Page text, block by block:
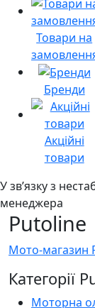
Товари на
Бренди
Акційні
товари
У звʼязку з
менеджера
Putoline
Мото-магазин
Категорії
Моторна